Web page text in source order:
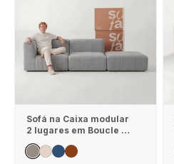
Sofá na Caixa modular
2 lugares em Boucle - 1
Braço com Apoio de pé
- Cinza